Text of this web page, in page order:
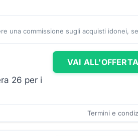
una commissione sugli acquisti idonei,
26 per i
VAI ALL'OFFERTA
Termini e